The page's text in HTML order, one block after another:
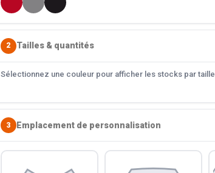
2 Tailles & quantités
Sélectionnez une couleur pour afficher les stocks par taille.
3 Emplacement de personnalisation